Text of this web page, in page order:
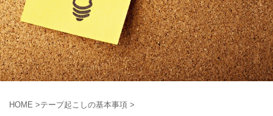
HOME >テープ起こしの基本事項 >